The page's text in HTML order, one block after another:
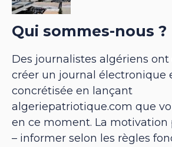
Qui sommes-nous ?
Des journalistes algériens ont
créer un journal électronique
concrétisée en lançant
algeriepatriotique.com que
en ce moment. La motivation
– informer selon les règles